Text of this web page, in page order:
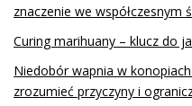
znaczenie we współczesnym
Curing marihuany – klucz do
Niedobór wapnia w
zrozumieć przyczyny i